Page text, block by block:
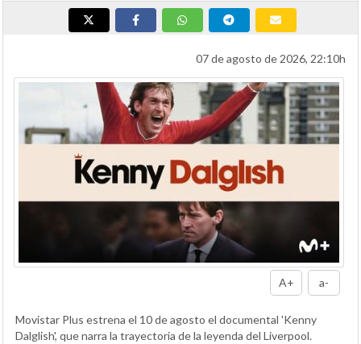
07 de agosto de 2026, 22:10h
A+ a-
Movistar Plus estrena el 10 de agosto el documental 'Kenny
Dalglish', que narra la trayectoria de la leyenda del Liverpool.